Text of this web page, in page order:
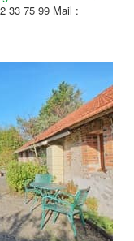
33 75 99 Mail :